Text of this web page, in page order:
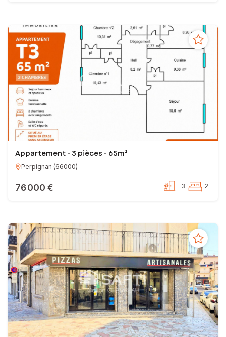
Appartement - 3 pièces - 65m²
Perpignan (66000)
76 000 € 3 2